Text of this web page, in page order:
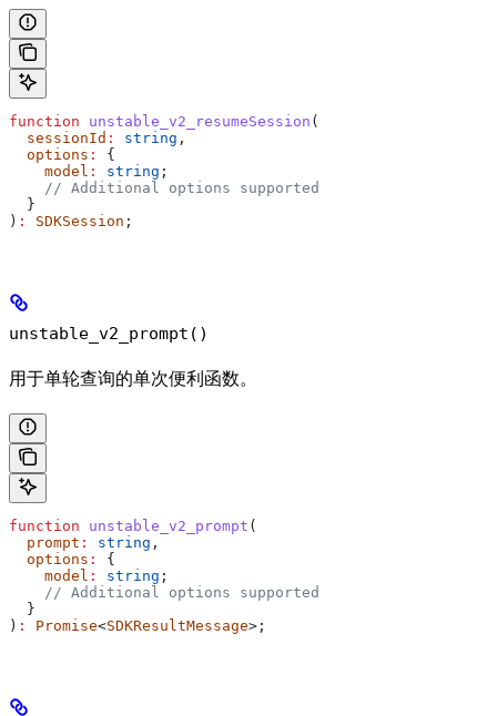
function unstable_v2_resumeSession (
  sessionId
: string ,
  options
:
{
    model
: string ;
    // Additional options supported
  }
) : SDKSession ;
unstable_v2_prompt()
用于单轮查询的单次便利函数。
function unstable_v2_prompt (
  prompt
: string ,
  options
:
{
    model
: string ;
    // Additional options supported
  }
) : Promise<SDKResultMessage>;